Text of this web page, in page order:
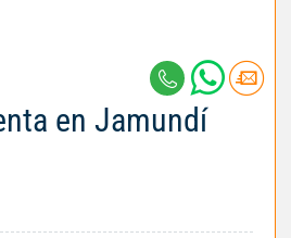
en Jamundí